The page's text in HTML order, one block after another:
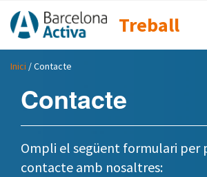
Treball
Inici / Contacte
Contacte
Ompli el següent formulari per
contacte amb nosaltres: